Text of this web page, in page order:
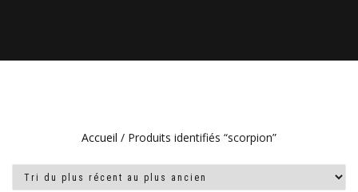
Accueil / Produits identifiés “scorpion”